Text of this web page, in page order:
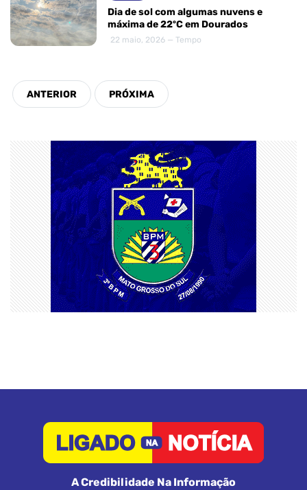
Dia de sol com algumas nuvens e
máxima de 22ºC em Dourados
22 maio, 2026 — Tempo
A Credibilidade Na Informação